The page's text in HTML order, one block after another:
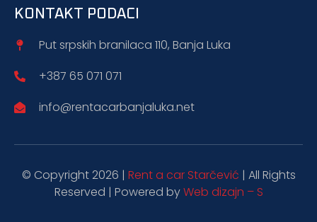
KONTAKT PODACI
Put srpskih branilaca 110, Banja Luka
+387 65 071 071
info@rentacarbanjaluka.net
© Copyright 2026 | Rent a car Starčević | All Rights
Reserved | Powered byWeb dizajn – S